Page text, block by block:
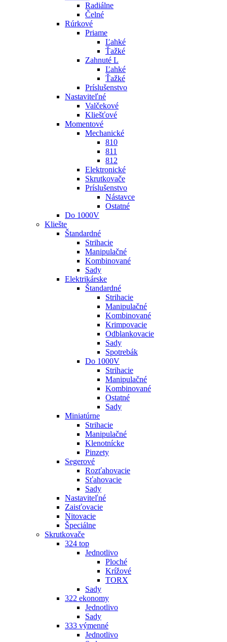
Radiálne
Čelné
Rúrkové
Priame
Ľahké
Ťažké
Zahnuté L
Ľahké
Ťažké
Príslušenstvo
Nastaviteľné
Valčekové
Kliešťové
Momentové
Mechanické
810
811
812
Elektronické
Skrutkovače
Príslušenstvo
Nástavce
Ostatné
Do 1000V
Kliešte
Štandardné
Strihacie
Manipulačné
Kombinované
Sady
Elektrikárske
Štandardné
Strihacie
Manipulačné
Kombinované
Krimpovacie
Odblankovacie
Sady
Spotrebák
Do 1000V
Strihacie
Manipulačné
Kombinované
Ostatné
Sady
Miniatúrne
Strihacie
Manipulačné
Klenotnícke
Pinzety
Segerové
Rozťahovacie
Sťahovacie
Sady
Nastaviteľné
Zaisťovacie
Nitovacie
Špeciálne
Skrutkovače
324 top
Jednotlivo
Ploché
Krížové
TORX
Sady
322 ekonomy
Jednotlivo
Sady
333 výmenné
Jednotlivo